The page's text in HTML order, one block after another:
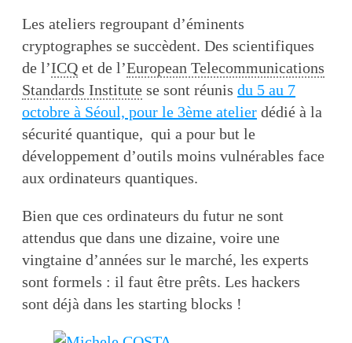
Les ateliers regroupant d’éminents
cryptographes se succèdent. Des scientifiques
de l’ICQ et de l’European Telecommunications
Standards Institute se sont réunis du 5 au 7
octobre à Séoul, pour le 3ème atelier dédié à la
sécurité quantique, qui a pour but le
développement d’outils moins vulnérables face
aux ordinateurs quantiques.
Bien que ces ordinateurs du futur ne sont
attendus que dans une dizaine, voire une
vingtaine d’années sur le marché, les experts
sont formels : il faut être prêts. Les hackers
sont déjà dans les starting blocks !